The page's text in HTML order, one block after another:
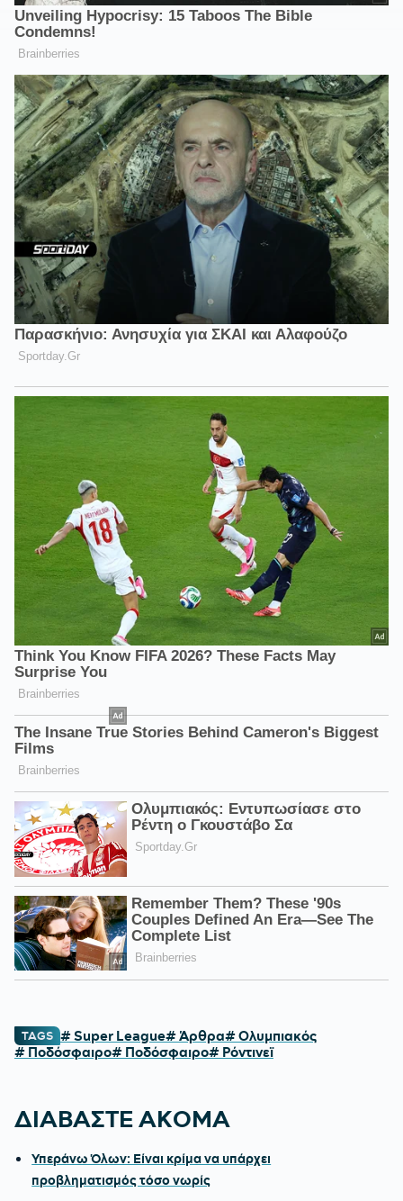
TAGS # Super League# Άρθρα# Ολυμπιακός
# Ποδόσφαιρο# Ποδόσφαιρο# Ρόντινεϊ
ΔΙΑΒΑΣΤΕ ΑΚΟΜΑ
Υπεράνω Όλων: Είναι κρίμα να υπάρχει
προβληματισμός τόσο νωρίς